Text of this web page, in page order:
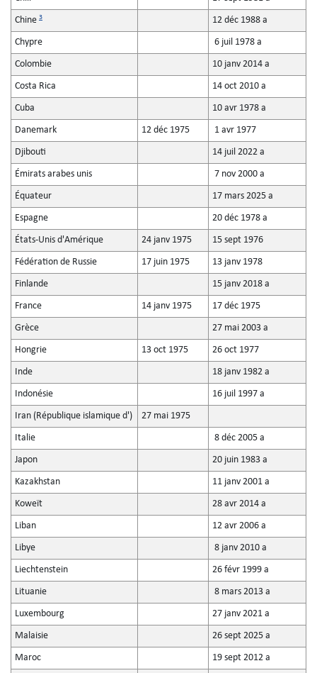
Chine 3 12 déc 1988 a
Chypre 6 juil 1978 a
Colombie 10 janv 2014 a
Costa Rica 14 oct 2010 a
Cuba 10 avr 1978 a
Danemark 12 déc 1975 1 avr 1977
Djibouti 14 juil 2022 a
Émirats arabes unis 7 nov 2000 a
Équateur 17 mars 2025 a
Espagne 20 déc 1978 a
États-Unis d'Amérique 24 janv 1975 15 sept 1976
Fédération de Russie 17 juin 1975 13 janv 1978
Finlande 15 janv 2018 a
France 14 janv 1975 17 déc 1975
Grèce 27 mai 2003 a
Hongrie 13 oct 1975 26 oct 1977
Inde 18 janv 1982 a
Indonésie 16 juil 1997 a
Iran (République islamique d') 27 mai 1975
Italie 8 déc 2005 a
Japon 20 juin 1983 a
Kazakhstan 11 janv 2001 a
Koweït 28 avr 2014 a
Liban 12 avr 2006 a
Libye 8 janv 2010 a
Liechtenstein 26 févr 1999 a
Lituanie 8 mars 2013 a
Luxembourg 27 janv 2021 a
Malaisie 26 sept 2025 a
Maroc 19 sept 2012 a